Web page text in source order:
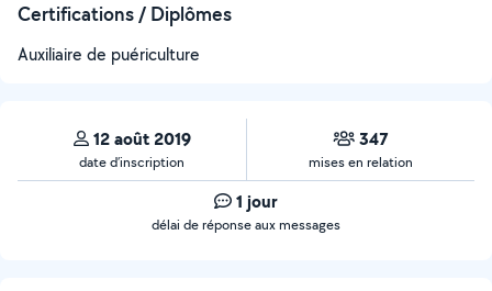
Certifications / Diplômes
Auxiliaire de puériculture
12 août 2019
date d’inscription
347
mises en relation
1 jour
délai de réponse aux messages